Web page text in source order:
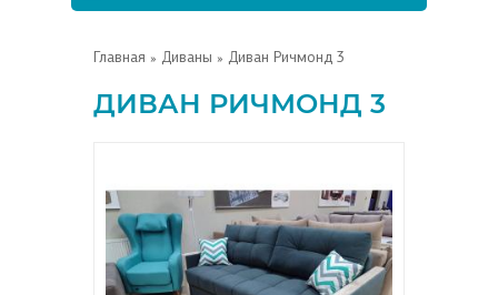
Главная » Диваны » Диван Ричмонд 3
ДИВАН РИЧМОНД 3